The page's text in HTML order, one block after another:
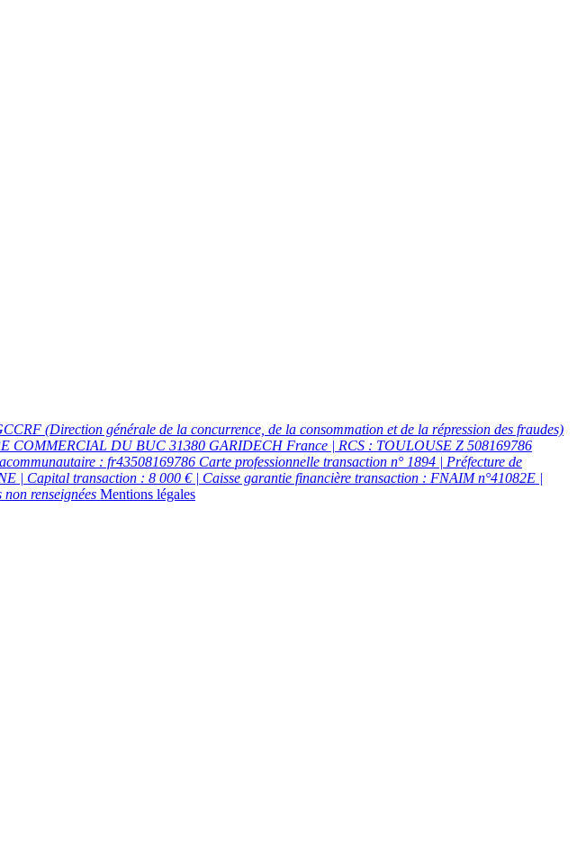
(Direction générale de la concurrence, de la consommation et de la répression des fraudes)
COMMERCIAL DU BUC 31380 GARIDECH France | RCS : TOULOUSE Z 508169786
: fr43508169786 Carte professionnelle transaction n° 1894 | Préfecture de
| Capital transaction : 8 000 € | Caisse garantie financière transaction : FNAIM n°41082E |
renseignées Mentions légales